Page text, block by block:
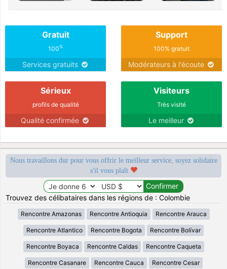
Gratuit
100%
Services gratuits
Support
100% gratuit
Modérateurs à l'écoute
Sérieux
profils de qualité
Qualité confirmée
Visiteurs
Très visité
Le meilleur
Nous travaillons dur pour vous offrir le meilleur service, soyez solidaire
s'il vous plaît
Trouvez des célibataires dans les régions de : Colombie
Rencontre Amazonas Rencontre Antioquia Rencontre Arauca
Rencontre Atlantico Rencontre Bogota Rencontre Bolívar
Rencontre Boyaca Rencontre Caldas Rencontre Caqueta
Rencontre Casanare Rencontre Cauca Rencontre Cesar